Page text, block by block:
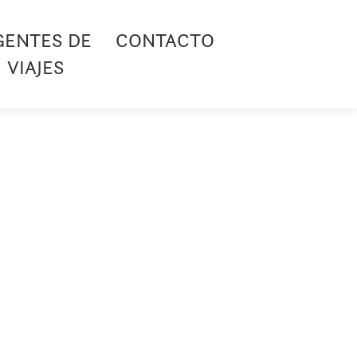
DE
VIAJES
CONTACTO